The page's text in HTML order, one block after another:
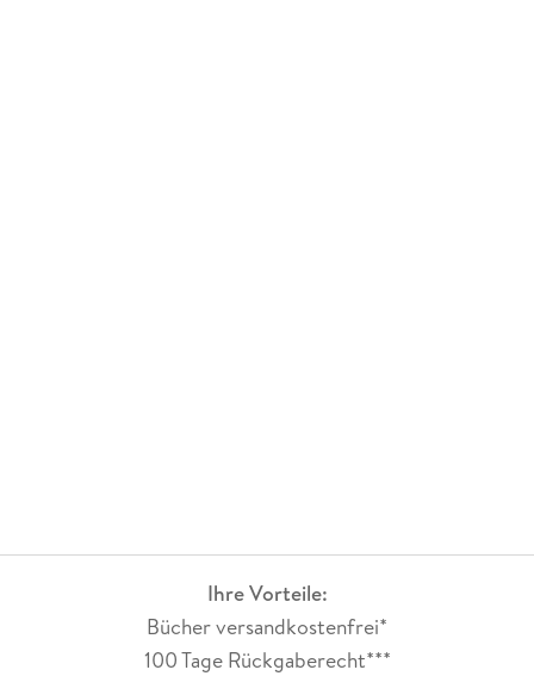
Ihre Vorteile:
Bücher versandkostenfrei*
100 Tage Rückgaberecht***